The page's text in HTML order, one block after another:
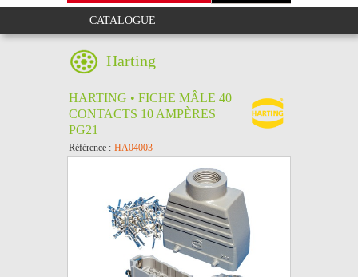
CATALOGUE
Harting
HARTING • FICHE MÂLE 40
CONTACTS 10 AMPÈRES
PG21
Référence : HA04003